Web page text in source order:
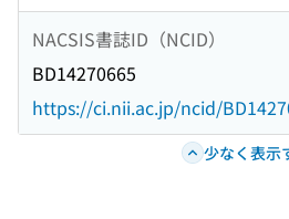
NACSIS書誌ID（NCID）
BD14270665
https://ci.nii.ac.jp/ncid/
少なく表示